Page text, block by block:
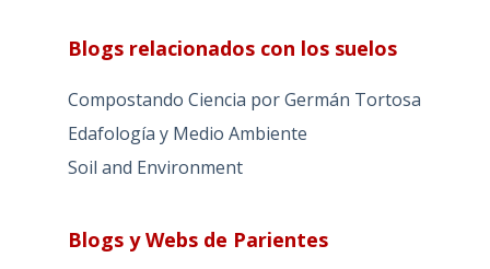
Blogs relacionados con los suelos
Compostando Ciencia por Germán Tortosa
Edafología y Medio Ambiente
Soil and Environment
Blogs y Webs de Parientes